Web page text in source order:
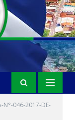
N°-046-2017-DE-